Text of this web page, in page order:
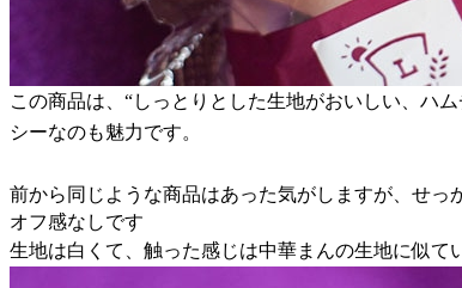
この商品は、“しっとりとした生地がおいしい、ハ
シーなのも魅力です。
前から同じような商品はあった気がしますが、せっ
オフ感なしです
生地は白くて、触った感じは中華まんの生地に似て